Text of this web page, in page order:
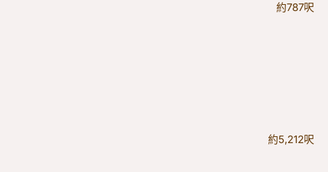
約787呎
約5,212呎